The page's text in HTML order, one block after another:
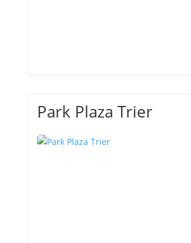
Park Plaza Trier